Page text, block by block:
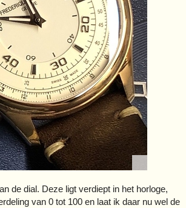
de dial. Deze ligt verdiept in het horloge,
van 0 tot 100 en laat ik daar nu wel de